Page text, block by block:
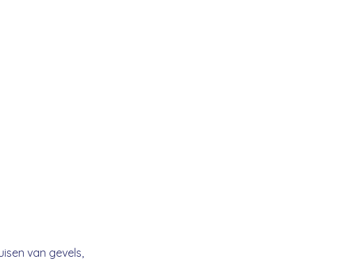
van gevels,